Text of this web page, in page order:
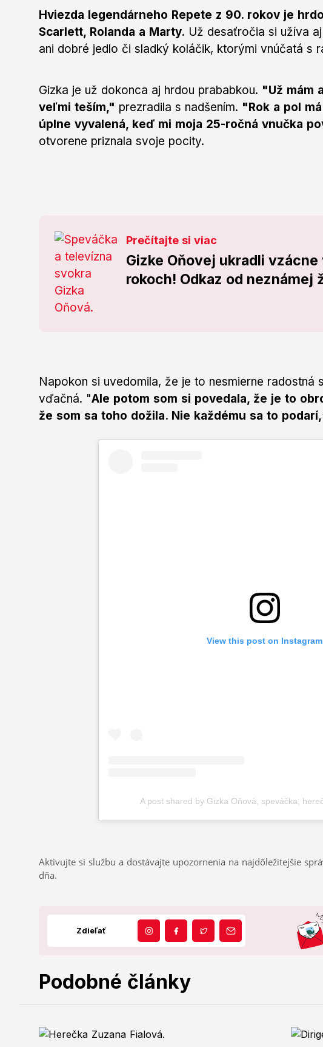
minutes,
10
secondsVolume
Hviezda legendárneho Repete z 90. rokov je
Scarlett, Rolanda a Marty. Už desaťročia si užíva
ani dobré jedlo či sladký koláčik, ktorými vnúčatá s
Gizka je už dokonca aj hrdou prababkou. "Už mám
veľmi teším," prezradila s nadšením. "Rok a pol
úplne vyvalená, keď mi moja 25-ročná vnučka
otvorene priznala svoje pocity.
Prečítajte si viac
Gizke Oňovej ukradli vzácne
rokoch! Odkaz od neznámej
Napokon si uvedomila, že je to nesmierne radostná
vďačná. "Ale potom som si povedala, že je to
že som sa toho dožila. Nie každému sa to
Aktivujte si službu a dostávajte upozornenia na najdôležitejšie
dňa.
Zdieľať
Podobné články